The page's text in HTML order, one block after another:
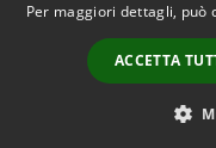
Accessibilità
Per maggiori dettagli, può
ACCETTA